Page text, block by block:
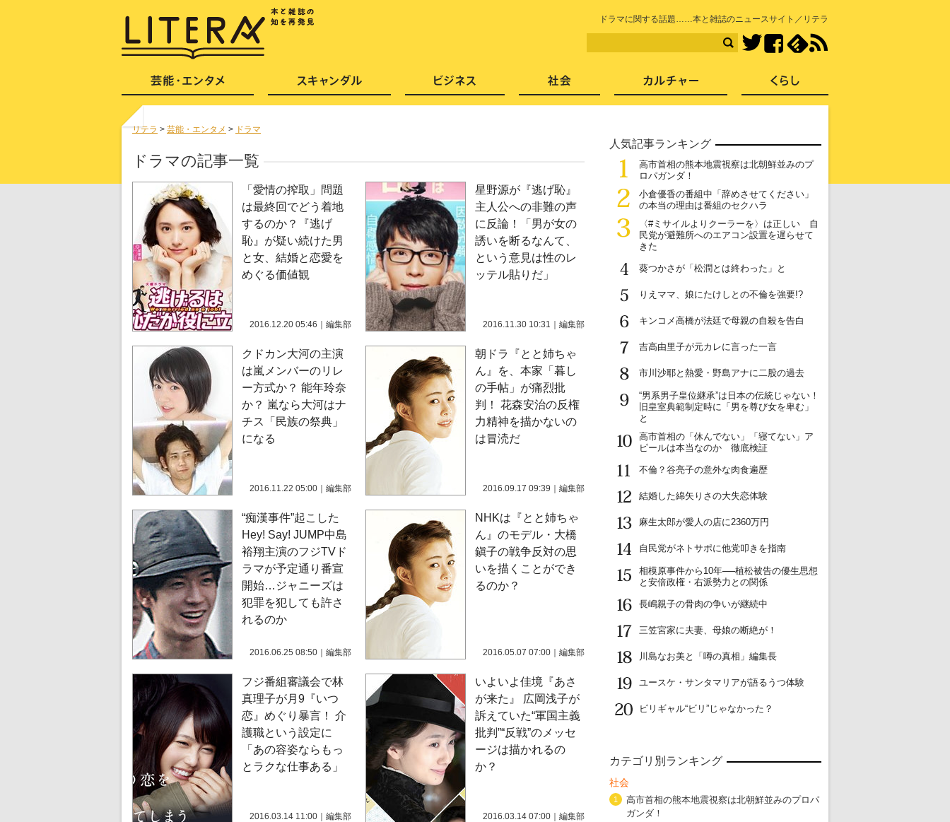
ドラマに関する話題……本と雑誌のニュースサイト／リテラ
TwitterFacebook
リテラ > 芸能・エンタメ > ドラマ
ドラマの記事一覧
「愛情の搾取」問題
は最終回でどう着地
するのか？『逃げ
恥』が疑い続けた男
と女、結婚と恋愛を
めぐる価値観
2016.12.20 05:46 編集部
星野源が『逃げ恥』
主人公への非難の声
に反論！「男が女の
誘いを断るなんて、
という意見は性のレ
ッテル貼りだ」
2016.11.30 10:31 編集部
クドカン大河の主演
は嵐メンバーのリレ
ー方式か？ 能年玲奈
か？ 嵐なら大河はナ
チス「民族の祭典」
になる
2016.11.22 05:00 編集部
朝ドラ『とと姉ちゃ
ん』を、本家「暮し
の手帖」が痛烈批
判！ 花森安治の反権
力精神を描かないの
は冒涜だ
2016.09.17 09:39 編集部
“痴漢事件”起こした
Hey! Say! JUMP中島
裕翔主演のフジTVド
ラマが予定通り番宣
開始…ジャニーズは
犯罪を犯しても許さ
れるのか
2016.06.25 08:50 編集部
NHKは『とと姉ちゃ
ん』のモデル・大橋
鎭子の戦争反対の思
いを描くことができ
るのか？
2016.05.07 07:00 編集部
フジ番組審議会で林
真理子が月9『いつ
恋』めぐり暴言！ 介
護職という設定に
「あの容姿ならもっ
とラクな仕事ある」
2016.03.14 11:00 編集部
いよいよ佳境『あさ
が来た』 広岡浅子が
訴えていた“軍国主義
批判”“反戦”のメッセ
ージは描かれるの
か？
2016.03.14 07:00 編集部
人気記事ランキング
1
高市首相の熊本地震視察は北朝鮮並みのプ
ロパガンダ！
2
小倉優香の番組中「辞めさせてください」
の本当の理由は番組のセクハラ
3
〈#ミサイルよりクーラーを〉は正しい 自
民党が避難所へのエアコン設置を遅らせて
きた
4
葵つかさが「松潤とは終わった」と
5
りえママ、娘にたけしとの不倫を強要!?
6
キンコメ高橋が法廷で母親の自殺を告白
7
吉高由里子が元カレに言った一言
8
市川沙耶と熱愛・野島アナに二股の過去
9
“男系男子皇位継承”は日本の伝統じゃない！
旧皇室典範制定時に「男を尊び女を卑む」
と
10
高市首相の「休んでない」「寝てない」ア
ピールは本当なのか 徹底検証
11
不倫？谷亮子の意外な肉食遍歴
12
結婚した綿矢りさの大失恋体験
13
麻生太郎が愛人の店に2360万円
14
自民党がネトサポに他党叩きを指南
15
相模原事件から10年──植松被告の優生思想
と安倍政権・右派勢力との関係
16
長嶋親子の骨肉の争いが継続中
17
三笠宮家に夫妻、母娘の断絶が！
18
川島なお美と「噂の真相」編集長
19
ユースケ・サンタマリアが語るうつ体験
20
ビリギャル“ビリ”じゃなかった？
カテゴリ別ランキング
社会
1
高市首相の熊本地震視察は北朝鮮並みのプロパ
ガンダ！
芸能・エンタメ スキャンダル 社会